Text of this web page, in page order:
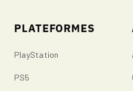
PLATEFORMES
PlayStation
PS5